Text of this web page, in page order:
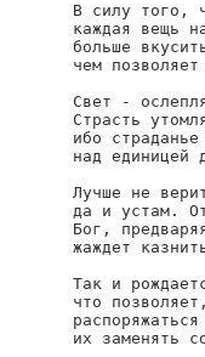
В силу того,
каждая вещь
больше
чем
Свет -
Страсть
ибо
над единицей
Лучше не
да и устам.
Бог,
жаждет
Так и
что
их заменять